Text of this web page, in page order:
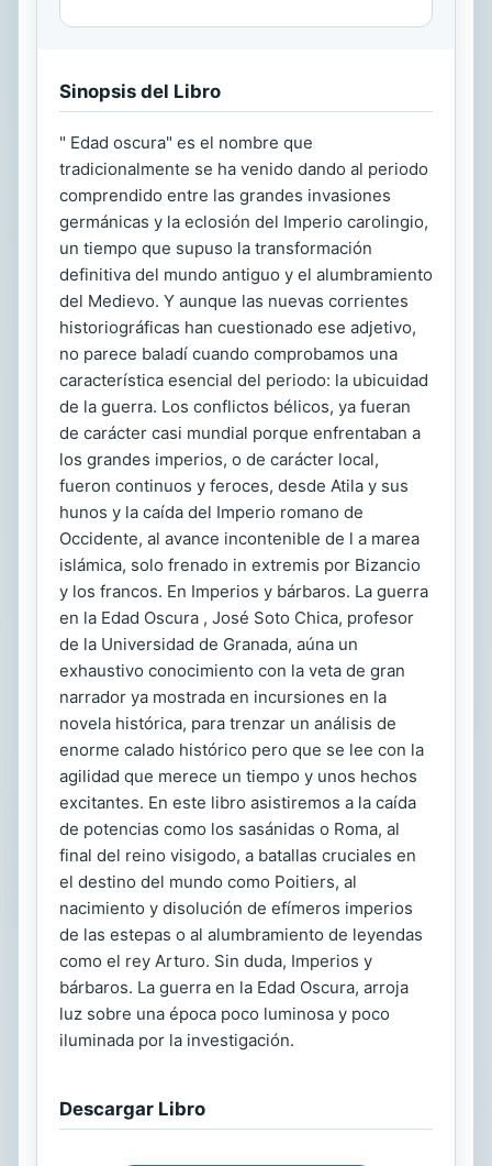
Sinopsis del Libro
" Edad oscura" es el nombre que
tradicionalmente se ha venido dando al periodo
comprendido entre las grandes invasiones
germánicas y la eclosión del Imperio carolingio,
un tiempo que supuso la transformación
definitiva del mundo antiguo y el alumbramiento
del Medievo. Y aunque las nuevas corrientes
historiográficas han cuestionado ese adjetivo,
no parece baladí cuando comprobamos una
característica esencial del periodo: la ubicuidad
de la guerra. Los conflictos bélicos, ya fueran
de carácter casi mundial porque enfrentaban a
los grandes imperios, o de carácter local,
fueron continuos y feroces, desde Atila y sus
hunos y la caída del Imperio romano de
Occidente, al avance incontenible de l a marea
islámica, solo frenado in extremis por Bizancio
y los francos. En Imperios y bárbaros. La guerra
en la Edad Oscura , José Soto Chica, profesor
de la Universidad de Granada, aúna un
exhaustivo conocimiento con la veta de gran
narrador ya mostrada en incursiones en la
novela histórica, para trenzar un análisis de
enorme calado histórico pero que se lee con la
agilidad que merece un tiempo y unos hechos
excitantes. En este libro asistiremos a la caída
de potencias como los sasánidas o Roma, al
final del reino visigodo, a batallas cruciales en
el destino del mundo como Poitiers, al
nacimiento y disolución de efímeros imperios
de las estepas o al alumbramiento de leyendas
como el rey Arturo. Sin duda, Imperios y
bárbaros. La guerra en la Edad Oscura, arroja
luz sobre una época poco luminosa y poco
iluminada por la investigación.
Descargar Libro